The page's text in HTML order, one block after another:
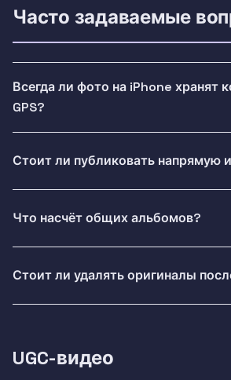
Часто задаваемые
Всегда ли фото на iPhone хранят
GPS?
Стоит ли публиковать напрямую
Что насчёт общих альбомов?
Стоит ли удалять оригиналы
UGC-видео